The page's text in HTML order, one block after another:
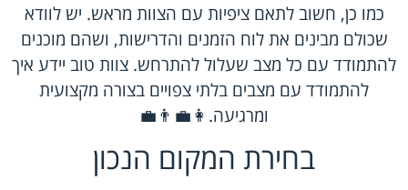
כמו כן, חשוב לתאם ציפיות עם הצוות מראש. יש לוודא
שכולם מבינים את לוח הזמנים והדרישות, ושהם מוכנים
להתמודד עם כל מצב שעלול להתרחש. צוות טוב יידע איך
להתמודד עם מצבים בלתי צפויים בצורה מקצועית
ומרגיעה.👩‍💼👨‍💼
בחירת המקום הנכון